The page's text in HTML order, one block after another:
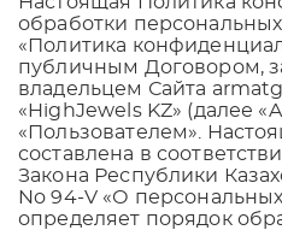
обработки
«Политика
публичным Договором,
владельцем Сайта
«HighJewels KZ» (далее
«Пользователем».
составлена в
Закона Республики
No 94-V «О
определяет порядок